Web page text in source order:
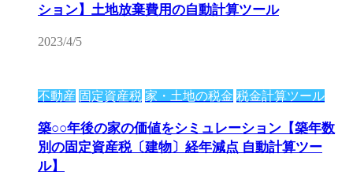
ション】土地放棄費用の自動計算ツール
2023/4/5
不動産 固定資産税 家・土地の税金 税金計算ツール
築○○年後の家の価値をシミュレーション【築年数
別の固定資産税〔建物〕経年減点 自動計算ツー
ル】